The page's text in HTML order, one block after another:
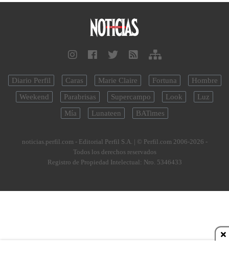
Diario Perfil Caras Marie Claire Fortuna
Hombre
Weekend
Parabrisas Supercampo Look
Luz
Mía
Lunateen BATimes
noticias.perfil.com - Editorial Perfil S.A. | © Perfil.com 2006-2026 -
Todos los derechos reservados
Registro de Propiedad Intelectual: Nro. 5346433